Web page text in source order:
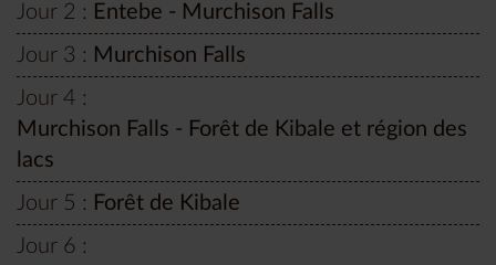
Jour 2 : Entebe - Murchison Falls
Jour 3 : Murchison Falls
Jour 4 :
Murchison Falls - Forêt de Kibale et région des
lacs
Jour 5 : Forêt de Kibale
Jour 6 :